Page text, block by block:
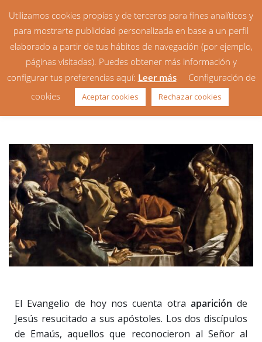
Homilía: 3er Domingo de
El Evangelio de hoy nos cuenta otra aparición de
Jesús resucitado a sus apóstoles. Los dos discípulos
de Emaús, aquellos que reconocieron al Señor al
Utilizamos cookies propias y de terceros para fines analíticos y
para mostrarte publicidad personalizada en base a un perfil
elaborado a partir de tus hábitos de navegación (por ejemplo,
páginas visitadas). Puedes obtener más información y
configurar tus preferencias aquí: Leer más
Configuración de
cookies
Aceptar cookies Rechazar cookies